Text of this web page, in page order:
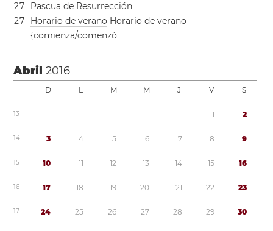
27
Pascua de Resurrección
27 Horario de verano Horario de verano
{comienza/comenzó
Abril2016
D L M M J V S
13 1 2
14 3 4 5 6 7 8 9
15 10 11 12 13 14 15 16
16 17 18 19 20 21 22 23
17 24 25 26 27 28 29 30